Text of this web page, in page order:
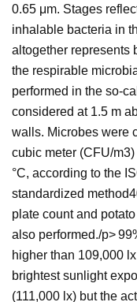
0.65 μm. Stages
inhalable bacteria in
altogether represents
the respirable
performed in the so-
considered at 1.5 m
walls. Microbes were
cubic meter (CFU/
°C, according to the
standardized
plate count and
also performed./p>
higher than 109,000
brightest sunlight
(111,000 lx) but the